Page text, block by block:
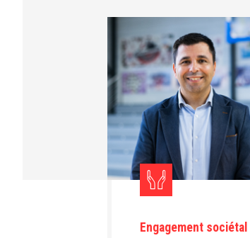
Engagement sociétal